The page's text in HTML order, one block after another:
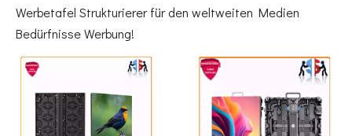
Werbetafel Strukturierer für den weltweiten Medien
Bedürfnisse Werbung!